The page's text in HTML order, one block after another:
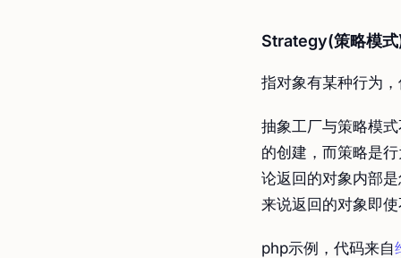
Strategy(策略模
指对象有某种行为
抽象工厂与策略模
的创建，而策略是
论返回的对象内部
来说返回的对象即
php示例，代码来自